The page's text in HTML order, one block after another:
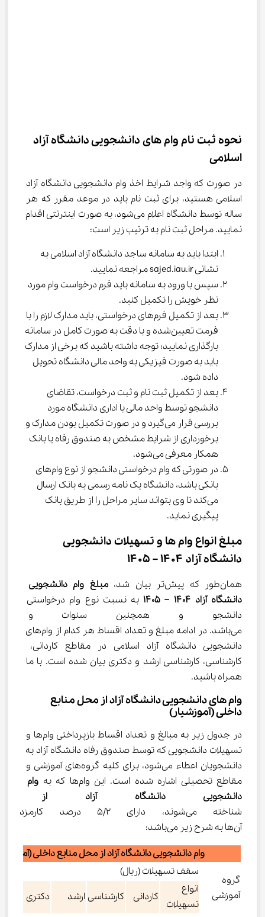
نحوه ثبت نام وام های دانشجویی دانشگاه آزاد
اسلامی
در صورت که واجد شرایط اخذ وام دانشجویی دانشگاه آزاد
اسلامی هستید، برای ثبت نام باید در موعد مقرر که هر
ساله توسط دانشگاه اعلام می‌شود، به صورت اینترنتی اقدام
نمایید. مراحل ثبت نام به ترتیب زیر است:
ابتدا باید به سامانه ساجد دانشگاه آزاد اسلامی به
نشانی sajed.iau.ir مراجعه نمایید.
سپس با ورود به سامانه باید فرم درخواست وام مورد
نظر خویش را تکمیل کنید.
بعد از تکمیل فرم‌های درخواستی، باید مدارک لازم را با
فرمت تعیین‌شده و با دقت به صورت کامل در سامانه
بارگذاری نمایید؛ توجه داشته باشید که برخی از مدارک
باید به صورت فیزیکی به واحد مالی دانشگاه تحویل
داده شود.
بعد از تکمیل ثبت نام و ثبت درخواست، تقاضای
دانشجو توسط واحد مالی یا اداری دانشگاه مورد
بررسی قرار می‌گیرد و در صورت تکمیل بودن مدارک و
برخورداری از شرایط مشخص به صندوق رفاه یا بانک
همکار معرفی می‌شود.
در صورتی که وام درخواستی دانشجو از نوع وام‌های
بانکی باشد، دانشگاه یک نامه رسمی به بانک ارسال
می‌کند تا وی بتواند سایر مراحل را از طریق بانک
پیگیری نماید.
مبلغ انواع وام ها و تسهیلات دانشجویی
دانشگاه آزاد ۱۴۰۴ – ۱۴۰۵
همان‌طور که پیش‌تر بیان شد،
مبلغ وام دانشجویی
دانشگاه آزاد ۱۴۰۴ – ۱۴۰۵
به نسبت نوع وام درخواستی
دانشجو و همچنین سنوات و
می‌باشد. در ادامه مبلغ و تعداد اقساط هر کدام از وام‌های
دانشجویی دانشگاه آزاد اسلامی در مقاطع کاردانی،
کارشناسی، کارشناسی ارشد و دکتری بیان شده است. با ما
همراه باشید.
وام های دانشجویی دانشگاه آزاد از محل منابع
داخلی (آموزشیار)
در جدول زیر به مبالغ و تعداد اقساط بازپرداختی وام‌ها و
تسهیلات دانشجویی که توسط صندوق رفاه دانشگاه آزاد به
دانشجویان اعطاء می‌شود، برای کلیه گروه‌های آموزشی و
مقاطع تحصیلی اشاره شده است. این وام‌ها که به
وام
دانشجویی دانشگاه آزاد از محل
شناخته می‌شوند، دارای 5/2
آن‌ها به شرح زیر می‌باشد:
وام دانشجویی دانشگاه آزاد از محل منابع داخلی
گروه
آموزشی
سقف تسهیلات (ریال)
انواع
تسهیلات
کاردانی کارشناسی ارشد دکتری